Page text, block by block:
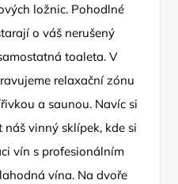
ložnic. Pohodlné
o váš nerušený
toaleta. V
relaxační zónu
a saunou. Navíc si
vinný sklípek, kde si
vín s profesionálním
vína. Na dvoře